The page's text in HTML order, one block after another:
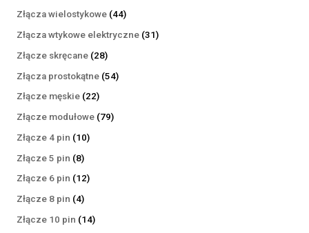
Złącza wielostykowe 4444
produkty
Złącza wtykowe elektryczne 3131
Złącze skręcane 2828
produktów
Złącza prostokątne 5454
Złącze męskie 2222
produkty
Złącze modułowe 7979
Złącze 4 pin 1010
Złącze 5 pin 88
produktów
Złącze 6 pin 1212
Złącze 8 pin 44
produkty
Złącze 10 pin 1414